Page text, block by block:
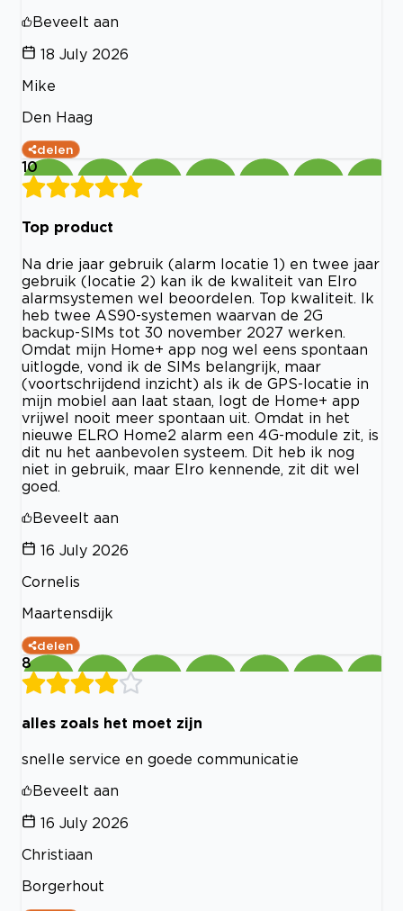
Beveelt aan
18 July 2026
Mike
Den Haag
delen
10
Top product
Na drie jaar gebruik (alarm locatie 1) en twee jaar
gebruik (locatie 2) kan ik de kwaliteit van Elro
alarmsystemen wel beoordelen. Top kwaliteit. Ik
heb twee AS90-systemen waarvan de 2G
backup-SIMs tot 30 november 2027 werken.
Omdat mijn Home+ app nog wel eens spontaan
uitlogde, vond ik de SIMs belangrijk, maar
(voortschrijdend inzicht) als ik de GPS-locatie in
mijn mobiel aan laat staan, logt de Home+ app
vrijwel nooit meer spontaan uit. Omdat in het
nieuwe ELRO Home2 alarm een 4G-module zit, is
dit nu het aanbevolen systeem. Dit heb ik nog
niet in gebruik, maar Elro kennende, zit dit wel
goed.
Beveelt aan
16 July 2026
Cornelis
Maartensdijk
delen
8
alles zoals het moet zijn
snelle service en goede communicatie
Beveelt aan
16 July 2026
Christiaan
Borgerhout